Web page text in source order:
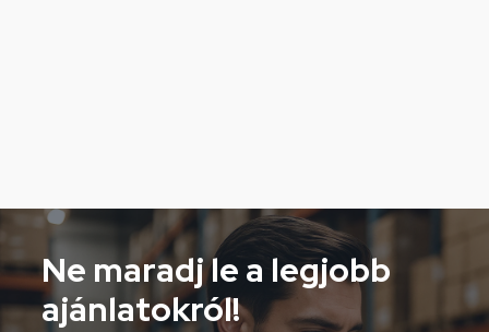
Ne maradj le a legjobb
ajánlatokról!